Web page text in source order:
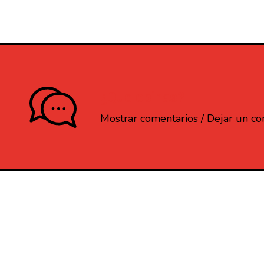
Mostrar comentarios / Dejar un